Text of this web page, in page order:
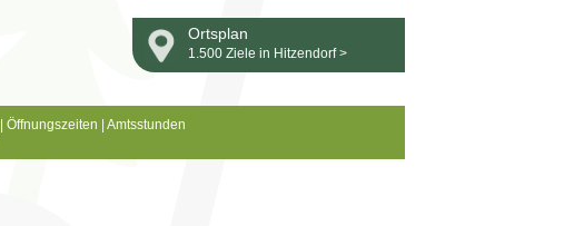
Ortsplan
1.500 Ziele in Hitzendorf >
Öffnungszeiten
Amtsstunden